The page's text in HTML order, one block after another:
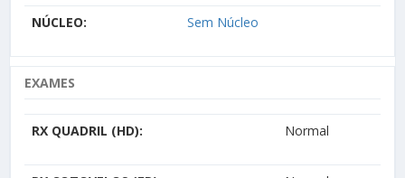
NÚCLEO:
Sem Núcleo
EXAMES
RX QUADRIL (HD): Normal